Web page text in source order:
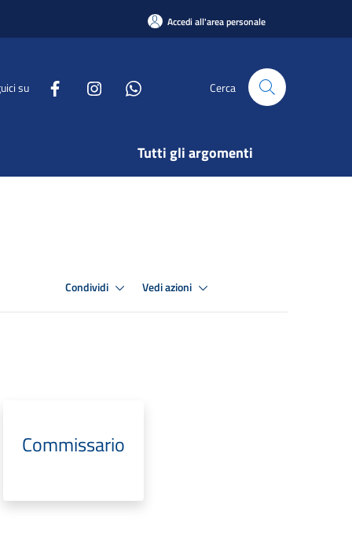
Accedi all'area personale
su Cerca
Tutti gli argomenti
Condividi Vedi azioni
Commissario